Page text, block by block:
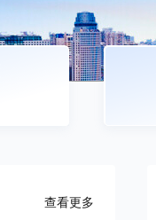
查看更多